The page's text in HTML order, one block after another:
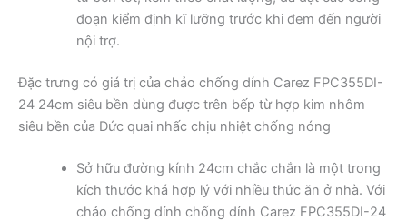
đoạn kiểm định kĩ lưỡng trước khi đem đến người
nội trợ.
Đặc trưng có giá trị của chảo chống dính Carez FPC355DI-
24 24cm siêu bền dùng được trên bếp từ hợp kim nhôm
siêu bền của Đức quai nhấc chịu nhiệt chống nóng
Sở hữu đường kính 24cm chắc chắn là một trong
kích thước khá hợp lý với nhiều thức ăn ở nhà. Với
chảo chống dính chống dính Carez FPC355DI-24